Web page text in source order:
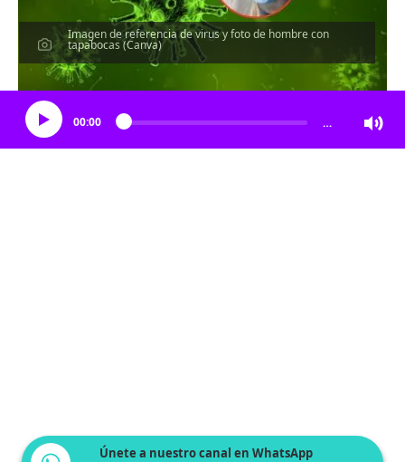
Imagen de referencia de virus y foto de hombre con
tapabocas (Canva)
Escucha el artículo
00:00 …
Únete a nuestro canal en WhatsApp